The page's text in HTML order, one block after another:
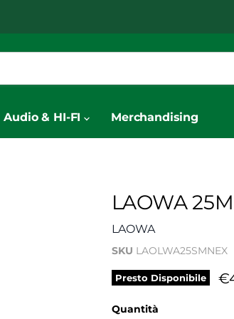
Audio & HI-FI Merchandising
LAOWA
LAOWA
SKU LAOLWA25SMNEX
Presto Disponibile
Quantità